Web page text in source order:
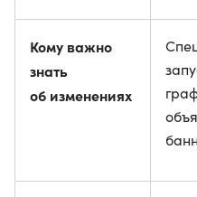
Кому важно
знать
об изменениях